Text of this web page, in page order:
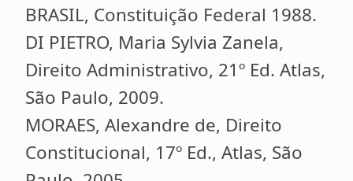
BRASIL, Constituição Federal 1988.
DI PIETRO, Maria Sylvia Zanela,
Direito Administrativo, 21º Ed. Atlas,
São Paulo, 2009.
MORAES, Alexandre de, Direito
Constitucional, 17º Ed., Atlas, São